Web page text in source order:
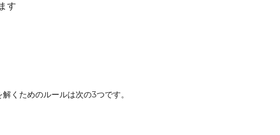
す
くためのルールは次の3つです。